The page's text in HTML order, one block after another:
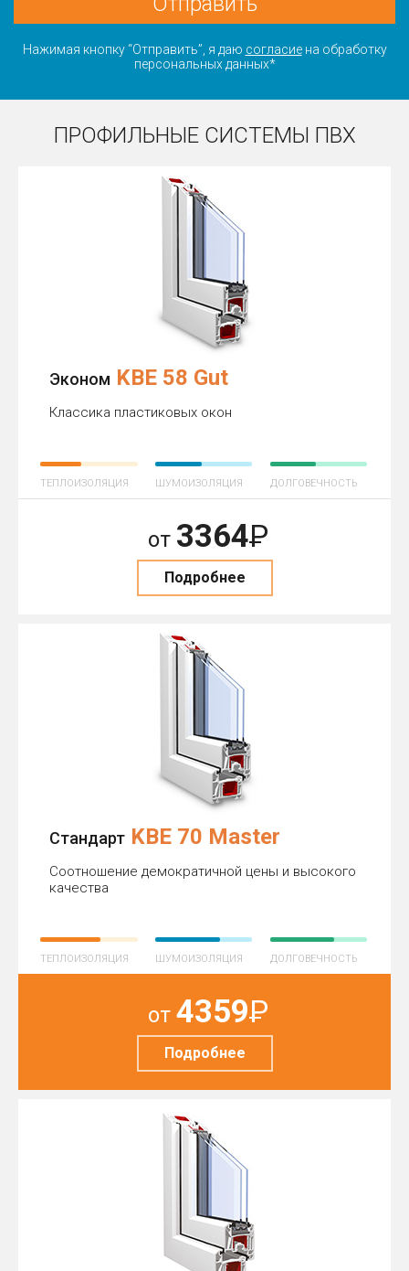
Нажимая кнопку “Отправить”, я даю согласиена обработку
персональных данных*
ПРОФИЛЬНЫЕ СИСТЕМЫ ПВХ
Эконом KBE 58 Gut
Классика пластиковых окон
ТЕПЛОИЗОЛЯЦИЯ ШУМОИЗОЛЯЦИЯ ДОЛГОВЕЧНОСТЬ
от 3364Р
Подробнее
Стандарт KBE 70 Master
Соотношение демократичной цены и высокого
качества
ТЕПЛОИЗОЛЯЦИЯ ШУМОИЗОЛЯЦИЯ ДОЛГОВЕЧНОСТЬ
от 4359Р
Подробнее